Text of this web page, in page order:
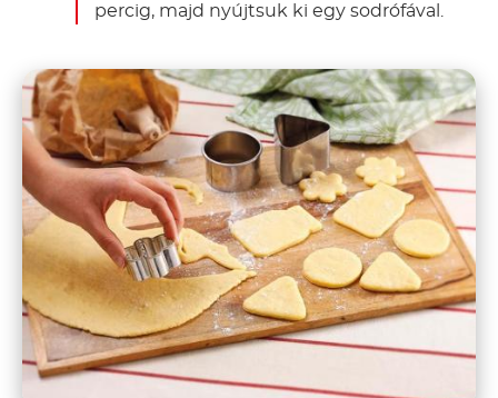
percig, majd nyújtsuk ki egy sodrófával.